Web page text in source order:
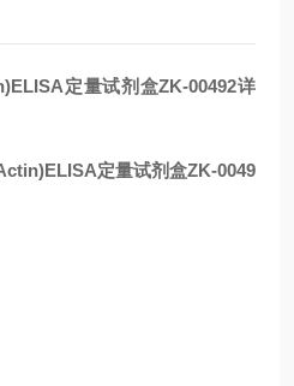
定量试剂盒ZK-00492详
定量试剂盒ZK-0049